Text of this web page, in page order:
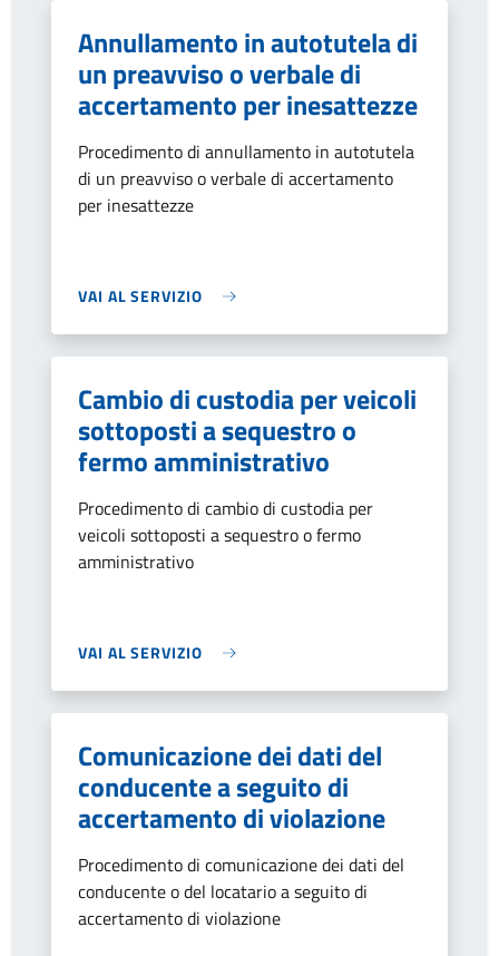
Annullamento in autotutela di
un preavviso o verbale di
accertamento per inesattezze
Procedimento di annullamento in autotutela
di un preavviso o verbale di accertamento
per inesattezze
VAI AL SERVIZIO
Cambio di custodia per veicoli
sottoposti a sequestro o
fermo amministrativo
Procedimento di cambio di custodia per
veicoli sottoposti a sequestro o fermo
amministrativo
VAI AL SERVIZIO
Comunicazione dei dati del
conducente a seguito di
accertamento di violazione
Procedimento di comunicazione dei dati del
conducente o del locatario a seguito di
accertamento di violazione